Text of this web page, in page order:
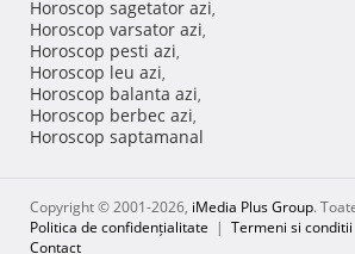
Horoscop sagetator azi,
Horoscop varsator azi,
Horoscop pesti azi,
Horoscop leu azi,
Horoscop balanta azi,
Horoscop berbec azi,
Horoscop saptamanal
Copyright © 2001-2026, iMedia Plus Group.
Politica de confidențialitate | Termeni si conditii
Contact